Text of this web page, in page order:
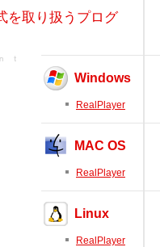
を取り扱うプログ
Windows
RealPlayer
MAC OS
RealPlayer
Linux
RealPlayer